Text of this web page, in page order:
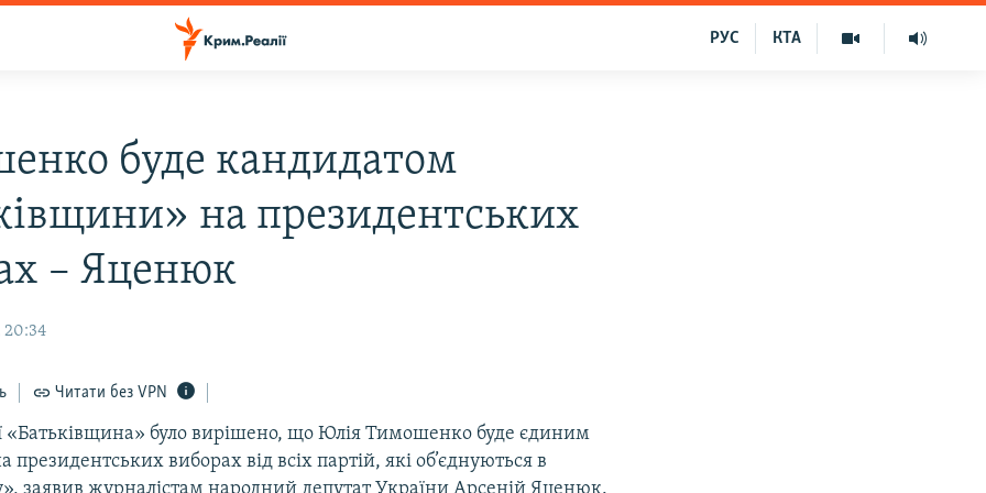
КТА
РУС
буде кандидатом
на президентських
– Яценюк
20:34
Читати без VPN
«Батьківщина» було вирішено, що Юлія Тимошенко буде єдиним
виборах від всіх партій, які об’єднуються в